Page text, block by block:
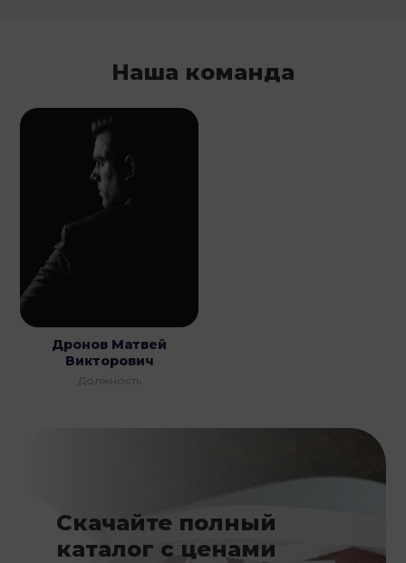
Наша команда
Дронов Матвей
Викторович
Должность
Скачайте полный
каталог с ценами